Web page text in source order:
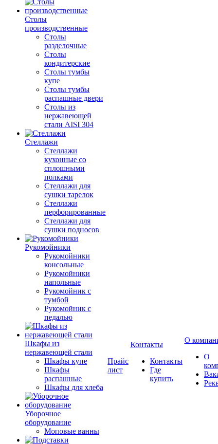
Столы
производственные
Столы
разделочные
Столы
кондитерские
Столы тумбы
купе
Столы тумбы
распашные двери
Столы из
нержавеющей
стали AISI 304
Стеллажи
Стеллажи
кухонные со
сплошными
полками
Стеллажи для
сушки тарелок
Стеллажи
перфорированные
Стеллажи для
сушки подносов
Рукомойники
Рукомойники
консольные
Рукомойники
напольные
Рукомойник с
тумбой
Рукомойник с
педалью
Шкафы из
нержавеющей стали
Шкафы купе
Шкафы
распашные
Шкафы для хлеба
Уборочное
оборудование
Моповые ванны
Прайс
лист
Контакты
Контакты
Где
купить
О
О